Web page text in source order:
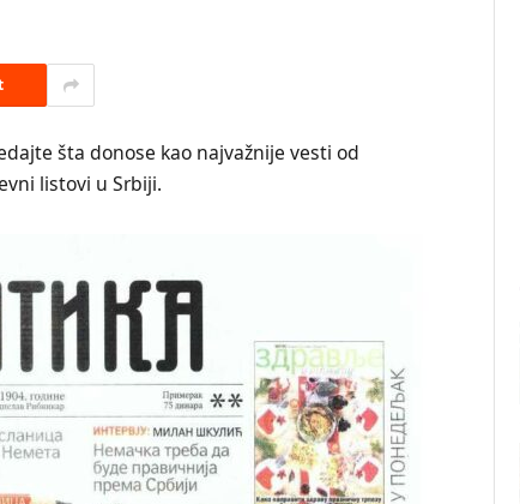
šta donose kao najvažnije vesti od
listovi u Srbiji.